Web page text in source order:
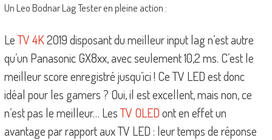
Un Leo Bodnar Lag Tester en pleine action :
LeTV 4K2019 disposant du meilleur input lag n’est autre
qu’un Panasonic GX8xx, avec seulement 10,2 ms. C’est le
meilleur score enregistré jusqu’ici ! Ce TV LED est donc
idéal pour les gamers ? Oui, il est excellent, mais non, ce
n’est pas le meilleur… LesTV OLEDont en effet un
avantage par rapport aux TV LED : leur temps de réponse